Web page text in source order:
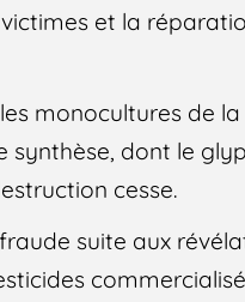
et la
monocultures de
synthèse, dont le
cesse.
suite aux